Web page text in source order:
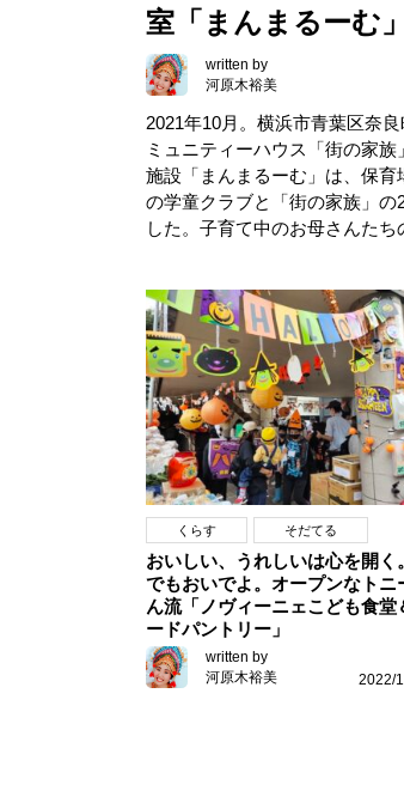
室「まんまるーむ」
written by
河原木裕美
2021年10月。横浜市青葉区奈
ミュニティーハウス「街の家
施設「まんまるーむ」は、保
の学童クラブと「街の家族」の
した。子育て中のお母さんた
くらす そだてる
おいしい、うれしいは心を開く
でもおいでよ。オープンなトニ
ん流「ノヴィーニェこども食堂
ードパントリー」
written by
河原木裕美
2022/